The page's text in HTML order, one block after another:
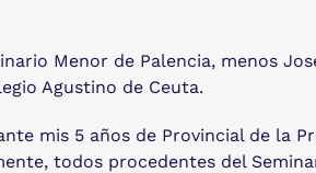
Menor de Palencia, menos
Agustino de Ceuta.
mis 5 años de Provincial de la
todos procedentes del